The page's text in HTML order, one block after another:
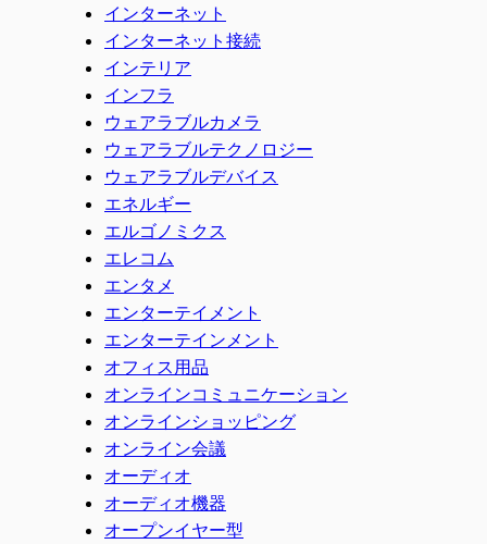
インターネット
インターネット接続
インテリア
インフラ
ウェアラブルカメラ
ウェアラブルテクノロジー
ウェアラブルデバイス
エネルギー
エルゴノミクス
エレコム
エンタメ
エンターテイメント
エンターテインメント
オフィス用品
オンラインコミュニケーション
オンラインショッピング
オンライン会議
オーディオ
オーディオ機器
オープンイヤー型